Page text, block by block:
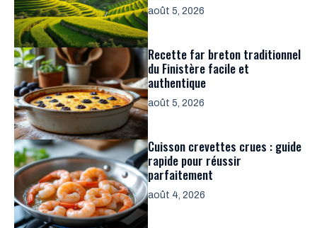
août 5, 2026
Recette far breton traditionnel
du Finistère facile et
authentique
août 5, 2026
Cuisson crevettes crues : guide
rapide pour réussir
parfaitement
août 4, 2026